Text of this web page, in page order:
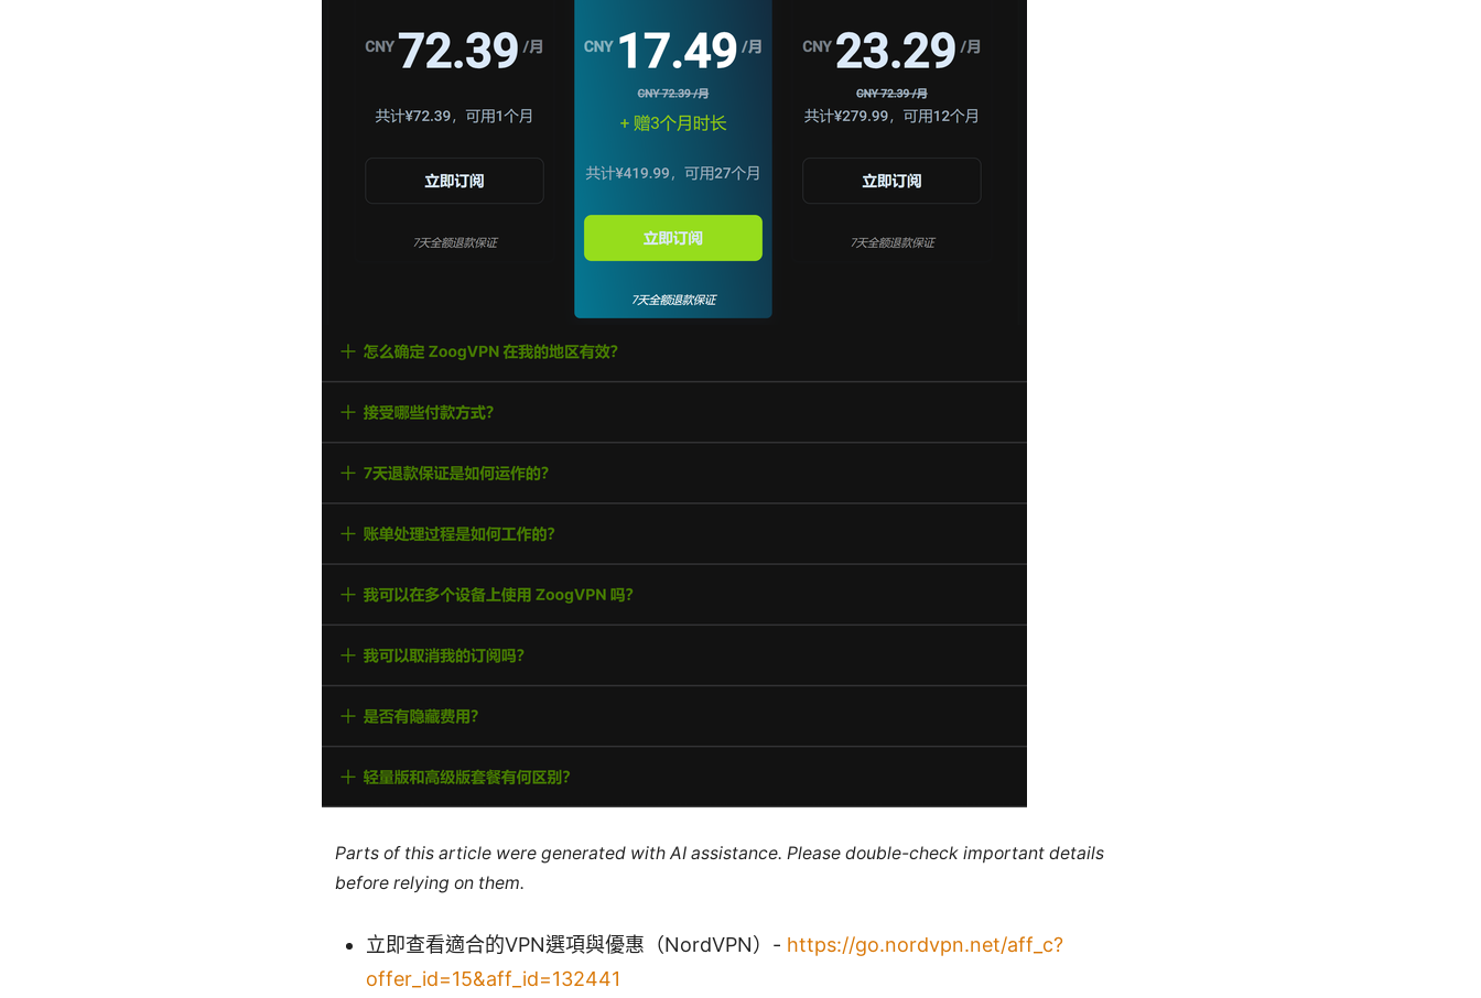
Parts of this article were generated with AI assistance. Please double-check important details
before relying on them.
立即查看適合的VPN選項與優惠（NordVPN）- https://go.nordvpn.net/aff_c?
offer_id=15&aff_id=132441